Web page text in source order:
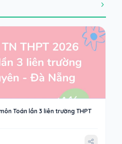
Toán lần 3 liên trường THPT